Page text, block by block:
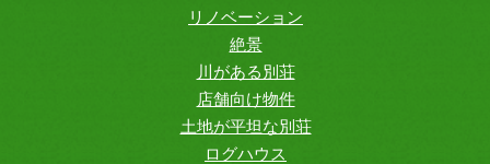
リノベーション
絶景
川がある別荘
店舗向け物件
土地が平坦な別荘
ログハウス